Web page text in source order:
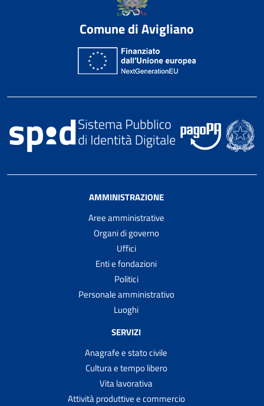
Comune di Avigliano
AMMINISTRAZIONE
Aree amministrative
Organi di governo
Uffici
Enti e fondazioni
Politici
Personale amministrativo
Luoghi
SERVIZI
Anagrafe e stato civile
Cultura e tempo libero
Vita lavorativa
Attività produttive e commercio